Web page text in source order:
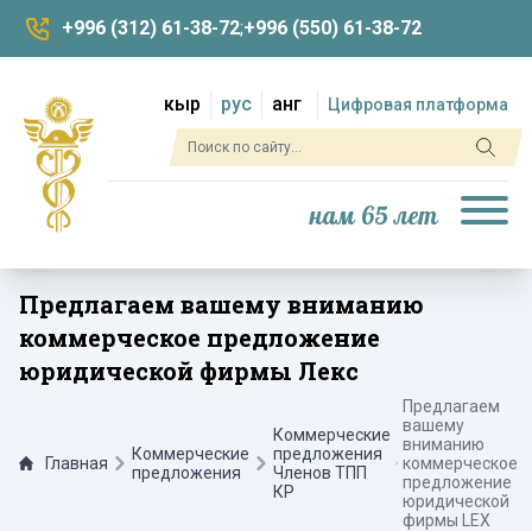
+996 (312) 61-38-72;+996 (550) 61-38-72
кыр рус анг Цифровая платформа
нам 65 лет
Предлагаем вашему вниманию
коммерческое предложение
юридической фирмы Лекс
Главная
Коммерческие
предложения
Коммерческие
предложения
Членов ТПП
КР
Предлагаем
вашему
вниманию
коммерческое
предложение
юридической
фирмы LEX